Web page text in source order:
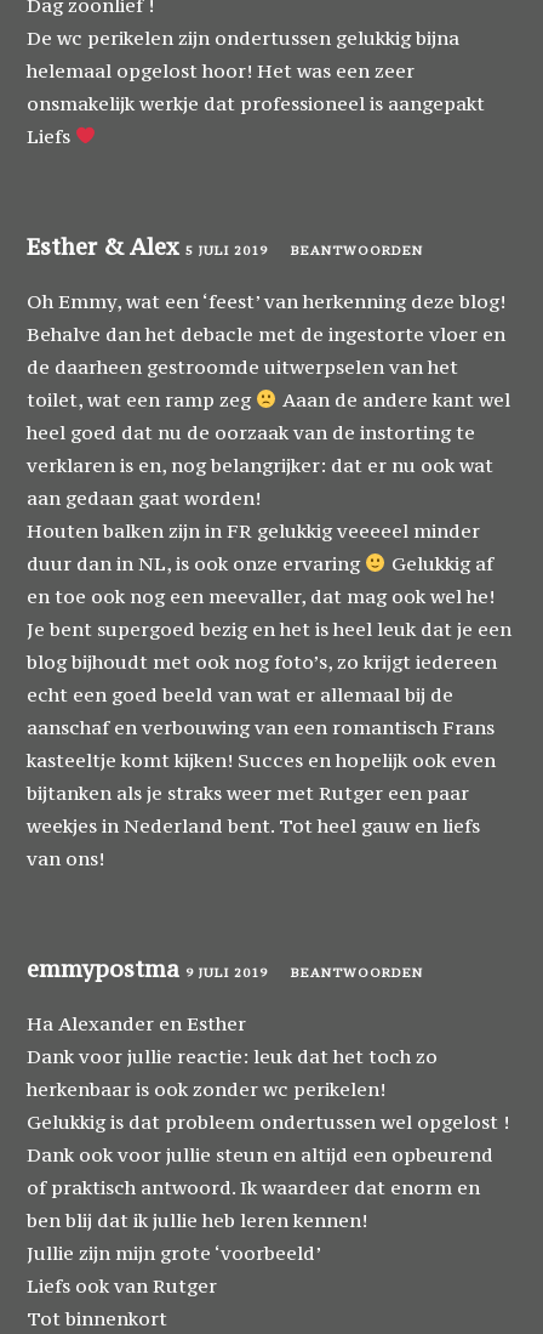
De wc perikelen zijn ondertussen gelukkig bijna
helemaal opgelost hoor! Het was een zeer
onsmakelijk werkje dat professioneel is aangepakt
Liefs
Esther & Alex 5 JULI 2019 BEANTWOORDEN
Oh Emmy, wat een ‘feest’ van herkenning deze blog!
Behalve dan het debacle met de ingestorte vloer en
de daarheen gestroomde uitwerpselen van het
toilet, wat een ramp zeg
Aaan de andere kant wel
heel goed dat nu de oorzaak van de instorting te
verklaren is en, nog belangrijker: dat er nu ook wat
aan gedaan gaat worden!
Houten balken zijn in FR gelukkig veeeeel minder
duur dan in NL, is ook onze ervaring
Gelukkig af
en toe ook nog een meevaller, dat mag ook wel he!
Je bent supergoed bezig en het is heel leuk dat je een
blog bijhoudt met ook nog foto’s, zo krijgt iedereen
echt een goed beeld van wat er allemaal bij de
aanschaf en verbouwing van een romantisch Frans
kasteeltje komt kijken! Succes en hopelijk ook even
bijtanken als je straks weer met Rutger een paar
weekjes in Nederland bent. Tot heel gauw en liefs
van ons!
emmypostma 9 JULI 2019 BEANTWOORDEN
Ha Alexander en Esther
Dank voor jullie reactie: leuk dat het toch zo
herkenbaar is ook zonder wc perikelen!
Gelukkig is dat probleem ondertussen wel opgelost !
Dank ook voor jullie steun en altijd een opbeurend
of praktisch antwoord. Ik waardeer dat enorm en
ben blij dat ik jullie heb leren kennen!
Jullie zijn mijn grote ‘voorbeeld’
Liefs ook van Rutger
Tot binnenkort